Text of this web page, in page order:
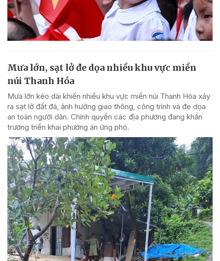
Mưa lớn, sạt lở đe dọa nhiều khu vực miền
núi Thanh Hóa
Mưa lớn kéo dài khiến nhiều khu vực miền núi Thanh Hóa xảy
ra sạt lở đất đá, ảnh hưởng giao thông, công trình và đe dọa
an toàn người dân. Chính quyền các địa phương đang khẩn
trương triển khai phương án ứng phó.